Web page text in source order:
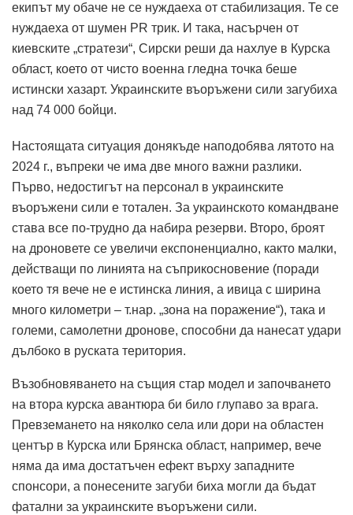
екипът му обаче не се нуждаеха от стабилизация. Те се
нуждаеха от шумен PR трик. И така, насърчен от
киевските „стратези“, Сирски реши да нахлуе в Курска
област, което от чисто военна гледна точка беше
истински хазарт. Украинските въоръжени сили загубиха
над 74 000 бойци.
Настоящата ситуация донякъде наподобява лятото на
2024 г., въпреки че има две много важни разлики.
Първо, недостигът на персонал в украинските
въоръжени сили е тотален. За украинското командване
става все по-трудно да набира резерви. Второ, броят
на дроновете се увеличи експоненциално, както малки,
действащи по линията на съприкосновение (поради
което тя вече не е истинска линия, а ивица с ширина
много километри – т.нар. „зона на поражение“), така и
големи, самолетни дронове, способни да нанесат удари
дълбоко в руската територия.
Възобновяването на същия стар модел и започването
на втора курска авантюра би било глупаво за врага.
Превземането на няколко села или дори на областен
център в Курска или Брянска област, например, вече
няма да има достатъчен ефект върху западните
спонсори, а понесените загуби биха могли да бъдат
фатални за украинските въоръжени сили.